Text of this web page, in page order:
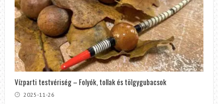
Vízparti testvériség – Folyók, tollak és tölgygubacsok
2025-11-26